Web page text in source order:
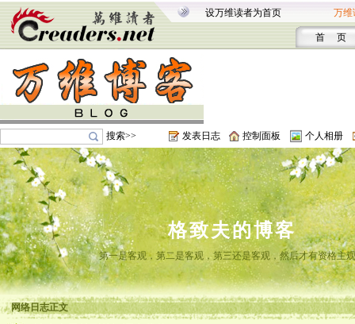
设万维读者为首页 万维
首 页
搜索>> 发表日志 控制面板 个人相册
格致夫的博客
第一是客观，第二是客观，第三还是客观，然后才有资格主
网络日志正文